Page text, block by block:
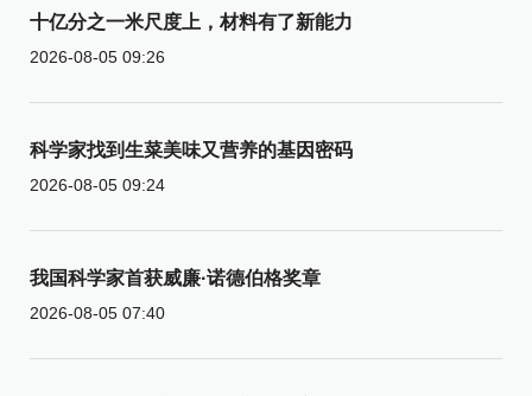
十亿分之一米尺度上，材料有了新能力
2026-08-05 09:26
科学家找到生菜美味又营养的基因密码
2026-08-05 09:24
我国科学家首获威廉·诺德伯格奖章
2026-08-05 07:40